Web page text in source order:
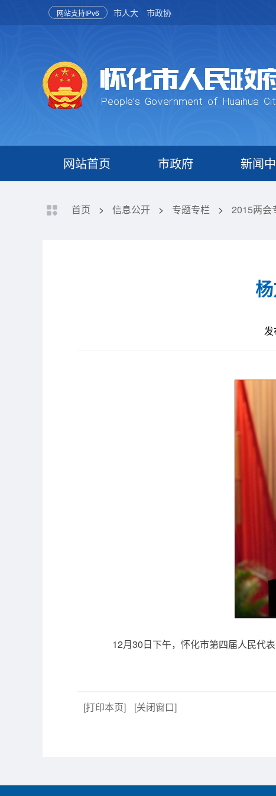
网站支持IPv6 市人大 市政协
网站首页 市政府 新闻
首页 > 信息公开 > 专题专栏 > 2015两会
发
12月30日下午，怀化市第四届人民代表
[打印本页] [关闭窗口]